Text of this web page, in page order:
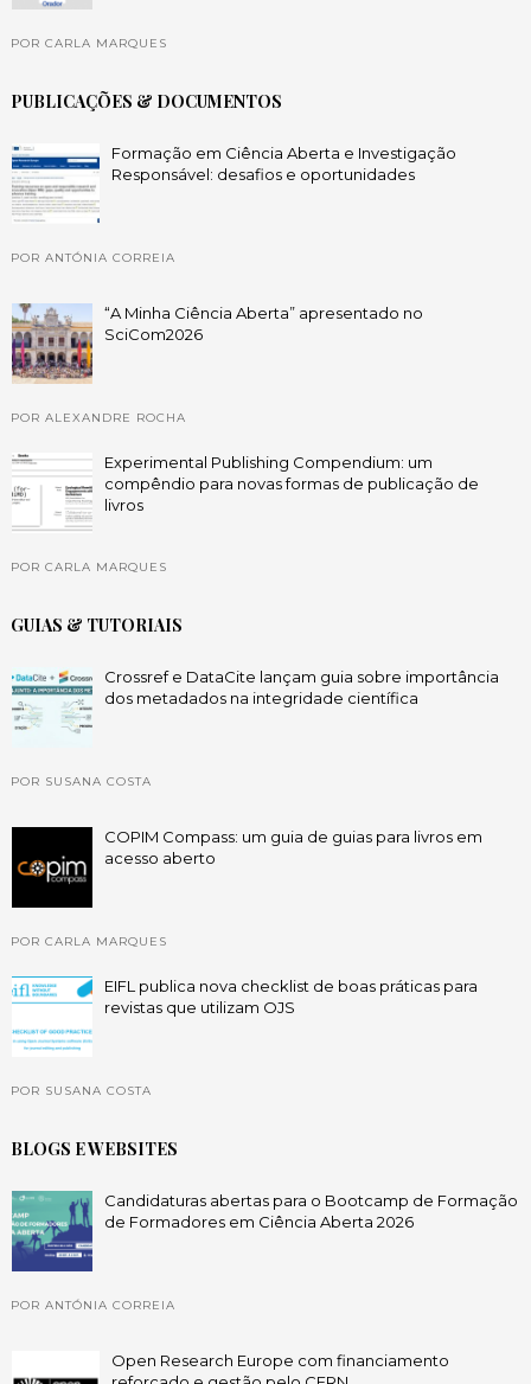
POR CARLA MARQUES
PUBLICAÇÕES & DOCUMENTOS
Formação em Ciência Aberta e Investigação
Responsável: desafios e oportunidades
POR ANTÓNIA CORREIA
“A Minha Ciência Aberta” apresentado no
SciCom2026
POR ALEXANDRE ROCHA
Experimental Publishing Compendium: um
compêndio para novas formas de publicação de
livros
POR CARLA MARQUES
GUIAS & TUTORIAIS
Crossref e DataCite lançam guia sobre importância
dos metadados na integridade científica
POR SUSANA COSTA
COPIM Compass: um guia de guias para livros em
acesso aberto
POR CARLA MARQUES
EIFL publica nova checklist de boas práticas para
revistas que utilizam OJS
POR SUSANA COSTA
BLOGS E WEBSITES
Candidaturas abertas para o Bootcamp de Formação
de Formadores em Ciência Aberta 2026
POR ANTÓNIA CORREIA
Open Research Europe com financiamento